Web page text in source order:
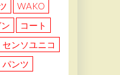
WAKO
コート
センソユニコ
パンツ